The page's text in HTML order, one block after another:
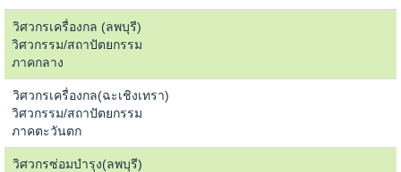
วิศวกรเครื่องกล (ลพบุรี)
วิศวกรรม/สถาปัตยกรรม
ภาคกลาง
วิศวกรเครื่องกล(ฉะเชิงเทรา)
วิศวกรรม/สถาปัตยกรรม
ภาคตะวันตก
วิศวกรซ่อมบำรุง(ลพบุรี)